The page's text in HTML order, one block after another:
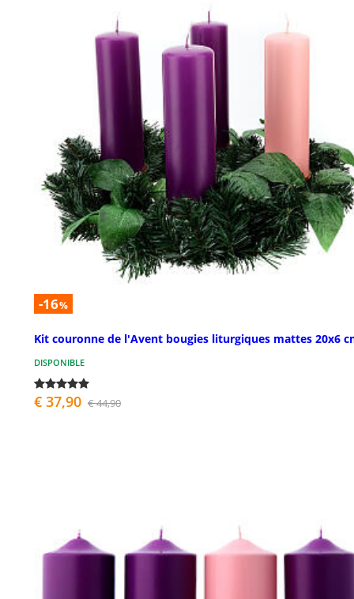
-16%
Kit couronne de l'Avent bougies liturgiques mattes 20x6
DISPONIBLE
€ 37,90 € 44,90